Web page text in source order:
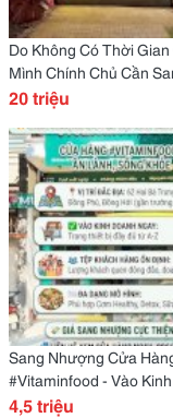
Do Không Có Thời
Mình Chính Chủ Cần
Nhượng Toàn Bộ Cửa
Nguyên
20 triệu
Sang Nhượng Cửa
#Vitaminfood - Vào
Ngay Địa Chỉ: Số 60 Hai
4,5 triệu